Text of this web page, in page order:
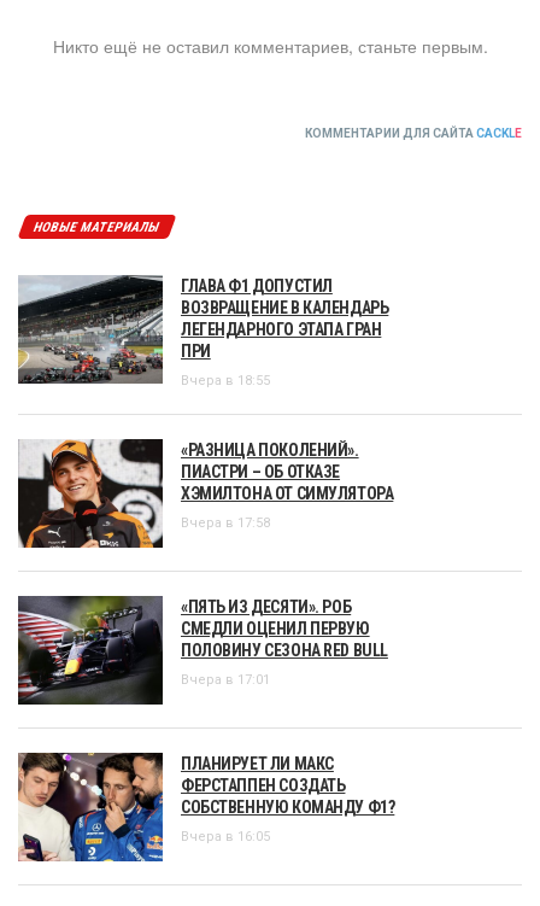
Никто ещё не оставил комментариев, станьте первым.
КОММЕНТАРИИ ДЛЯ САЙТА CACKLE
НОВЫЕ МАТЕРИАЛЫ
ГЛАВА Ф1 ДОПУСТИЛ
ВОЗВРАЩЕНИЕ В КАЛЕНДАРЬ
ЛЕГЕНДАРНОГО ЭТАПА ГРАН
ПРИ
Вчера в 18:55
«РАЗНИЦА ПОКОЛЕНИЙ».
ПИАСТРИ – ОБ ОТКАЗЕ
ХЭМИЛТОНА ОТ СИМУЛЯТОРА
Вчера в 17:58
«ПЯТЬ ИЗ ДЕСЯТИ». РОБ
СМЕДЛИ ОЦЕНИЛ ПЕРВУЮ
ПОЛОВИНУ СЕЗОНА RED BULL
Вчера в 17:01
ПЛАНИРУЕТ ЛИ МАКС
ФЕРСТАППЕН СОЗДАТЬ
СОБСТВЕННУЮ КОМАНДУ Ф1?
Вчера в 16:05